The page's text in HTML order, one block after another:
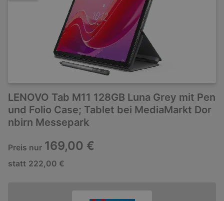
LENOVO Tab M11 128GB Luna Grey mit Pen
und Folio Case; Tablet bei MediaMarkt Dor
nbirn Messepark
Preis nur 169,00 €
statt 222,00 €